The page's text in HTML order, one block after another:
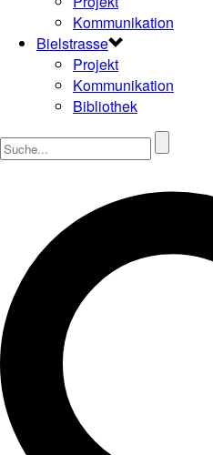
Kommunikation
Bielstrasse
Projekt
Kommunikation
Bibliothek